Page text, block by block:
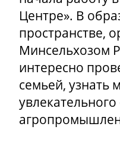
Центре». В
пространстве,
Минсельхозом
интересно
семьей, узнать